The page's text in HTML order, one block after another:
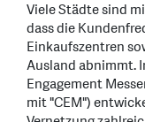
Viele Städte sind
dass die
Einkaufszentren
Ausland abnimmt.
Engagement
mit "CEM")